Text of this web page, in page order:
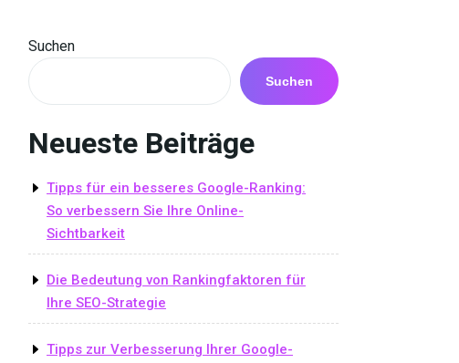
Suchen
Suchen
Neueste Beiträge
Tipps für ein besseres Google-Ranking:
So verbessern Sie Ihre Online-
Sichtbarkeit
Die Bedeutung von Rankingfaktoren für
Ihre SEO-Strategie
Tipps zur Verbesserung Ihrer Google-